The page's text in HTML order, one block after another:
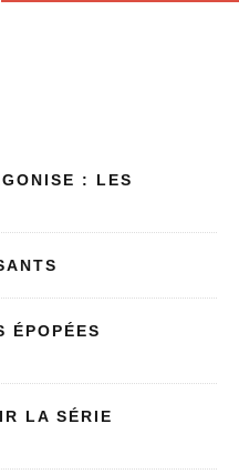
: LES
ÉPOPÉES
LA SÉRIE